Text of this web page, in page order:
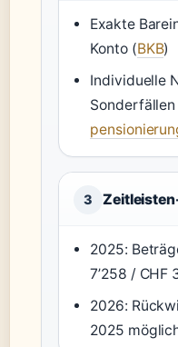
Exakte
Konto (BKB)
Individuelle
Sonderfällen
3
2025:
7’258 / CHF
2026:
2025